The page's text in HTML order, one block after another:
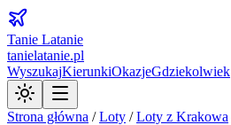
Tanie Latanie
tanielatanie.pl
WyszukajKierunkiOkazjeGdziekolwiek
Strona główna /Loty /Loty z Krakowa